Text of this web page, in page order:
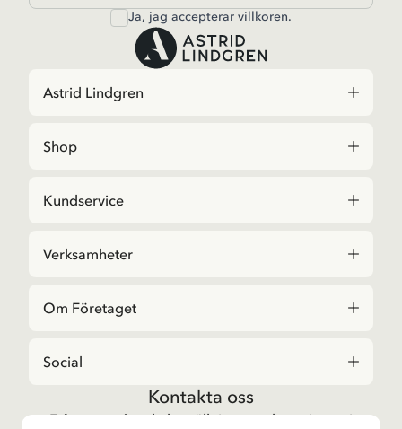
Ja, jag accepterar villkoren.
Astrid Lindgren
Shop
Kundservice
Verksamheter
Om Företaget
Social
Kontakta oss
Frågor angående beställningar och sortiment i